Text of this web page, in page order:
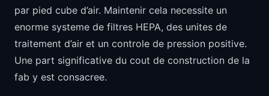
par pied cube d’air. Maintenir cela necessite un
enorme systeme de filtres HEPA, des unites de
traitement d’air et un controle de pression positive.
Une part significative du cout de construction de la
fab y est consacree.